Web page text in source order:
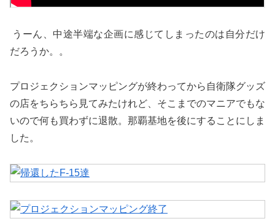
うーん、中途半端な企画に感じてしまったのは自分だけ
だろうか。。
プロジェクションマッピングが終わってから自衛隊グッズ
の店をちらちら見てみたけれど、そこまでのマニアでもな
いので何も買わずに退散。那覇基地を後にすることにしま
した。